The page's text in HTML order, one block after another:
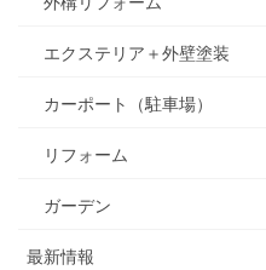
エクステリア＋外壁塗装
カーポート（駐車場）
リフォーム
ガーデン
最新情報